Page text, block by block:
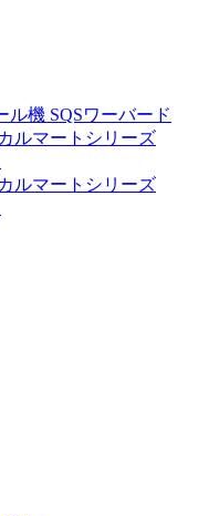
ル機 SQSワーバード
ルマートシリーズ
ルマートシリーズ